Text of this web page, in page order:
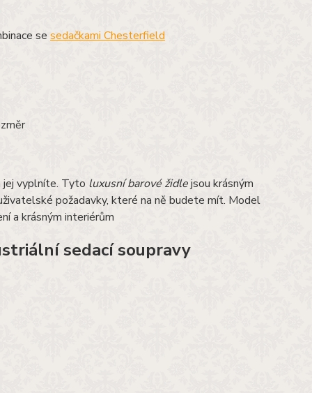
se sedačkami Chesterfield
jej vyplníte. Tyto luxusní barové židlejsou krásným
požadavky, které na ně budete mít. Model
a krásným interiérům
sedací soupravy